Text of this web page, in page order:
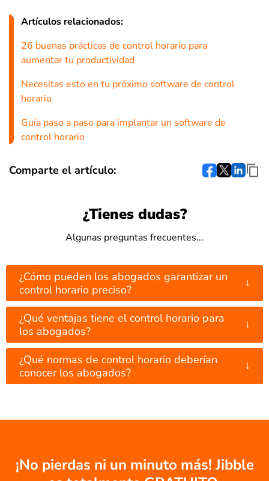
Artículos relacionados:
26 buenas prácticas de control horario para
aumentar tu productividad
Necesitas esto en tu próximo software de control
horario
Guía paso a paso para implantar un software de
control horario
Comparte el artículo:
¿Tienes dudas?
Algunas preguntas frecuentes...
¿Cómo pueden los abogados garantizar un
control horario preciso?
↓
¿Qué ventajas tiene el control horario para
los abogados?
↓
¿Qué normas de control horario deberían
conocer los abogados?
↓
¡No pierdas ni un minuto más! Jibble